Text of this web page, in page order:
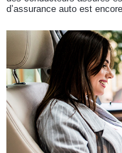
d’assurance auto est